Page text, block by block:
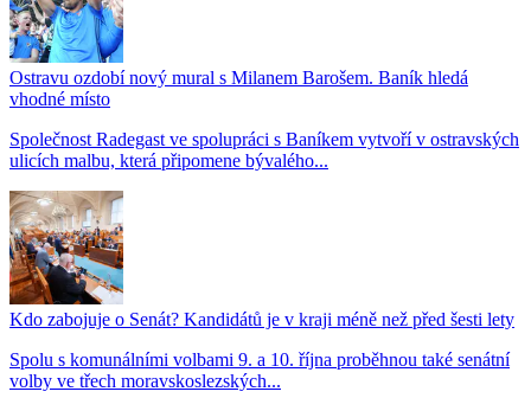
Ostravu ozdobí nový mural s Milanem Barošem. Baník hledá
vhodné místo
Společnost Radegast ve spolupráci s Baníkem vytvoří v ostravských
ulicích malbu, která připomene bývalého...
Kdo zabojuje o Senát? Kandidátů je v kraji méně než před šesti lety
Spolu s komunálními volbami 9. a 10. října proběhnou také senátní
volby ve třech moravskoslezských...